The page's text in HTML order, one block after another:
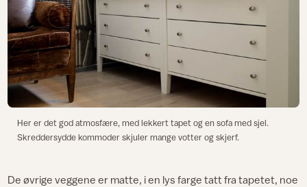
Her er det god atmosfære, med lekkert tapet og en sofa med sjel.
Skreddersydde kommoder skjuler mange votter og skjerf.
De øvrige veggene er matte, i en lys farge tatt fra tapetet, noe